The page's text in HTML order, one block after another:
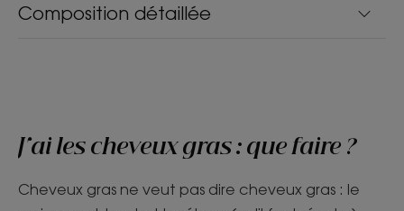
Composition détaillée
J'ai les cheveux gras : que faire ?
Cheveux gras ne veut pas dire cheveux gras : le